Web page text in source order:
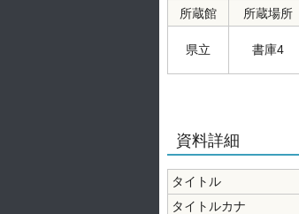
所蔵館 所蔵場所
県立 書庫4
資料詳細
タイトル
タイトルカナ